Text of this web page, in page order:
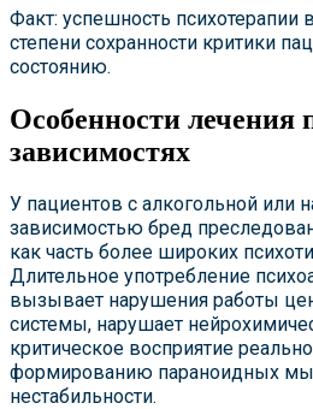
Факт: успешность психотерапии
степени сохранности критики
состоянию.
Особенности лечения
зависимостях
У пациентов с алкогольной или
зависимостью бред
как часть более широких
Длительное употребление
вызывает нарушения работы
системы, нарушает
критическое восприятие
формированию параноидных
нестабильности.